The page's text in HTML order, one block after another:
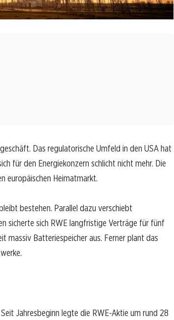
Das regulatorische Umfeld in den USA hat
für den Energiekonzern schlicht nicht mehr. Die
europäischen Heimatmarkt.
bestehen. Parallel dazu verschiebt
sicherte sich RWE langfristige Verträge für fünf
massiv Batteriespeicher aus. Ferner plant das
Jahresbeginn legte die RWE-Aktie um rund 28